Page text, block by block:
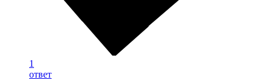
1
ответ